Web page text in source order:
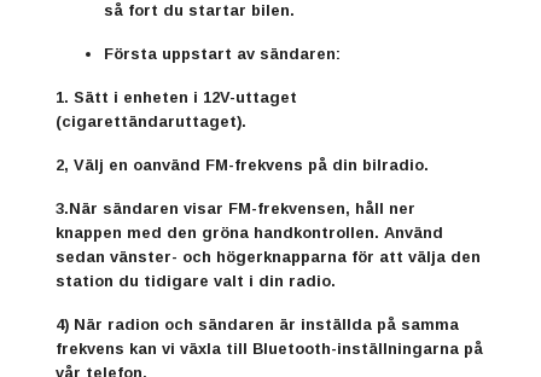
så fort du startar bilen.
Första uppstart av sändaren:
1. Sätt i enheten i 12V-uttaget
(cigarettändaruttaget).
2, Välj en oanvänd FM-frekvens på din bilradio.
3.När sändaren visar FM-frekvensen, håll ner
knappen med den gröna handkontrollen. Använd
sedan vänster- och högerknapparna för att välja den
station du tidigare valt i din radio.
4) När radion och sändaren är inställda på samma
frekvens kan vi växla till Bluetooth-inställningarna på
vår telefon.